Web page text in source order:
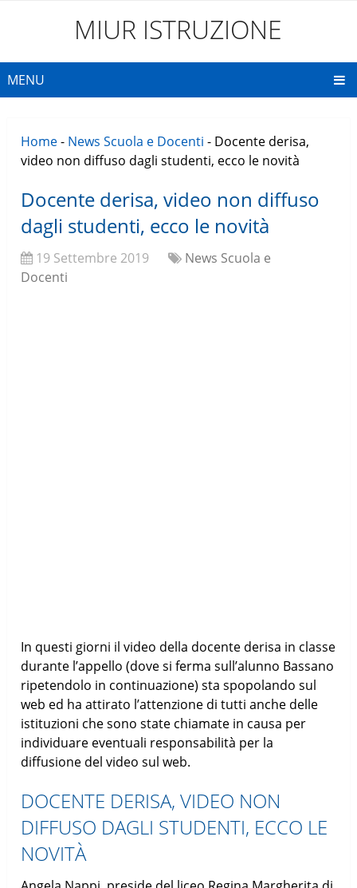
MIUR ISTRUZIONE
MENU
Home- News Scuola e Docenti - Docente derisa,
video non diffuso dagli studenti, ecco le novità
Docente derisa, video non diffuso
dagli studenti, ecco le novità
19 Settembre 2019
News Scuola e
Docenti
In questi giorni il video della docente derisa in classe
durante l’appello (dove si ferma sull’alunno Bassano
ripetendolo in continuazione) sta spopolando sul
web ed ha attirato l’attenzione di tutti anche delle
istituzioni che sono state chiamate in causa per
individuare eventuali responsabilità per la
diffusione del video sul web.
DOCENTE DERISA, VIDEO NON
DIFFUSO DAGLI STUDENTI, ECCO LE
NOVITÀ